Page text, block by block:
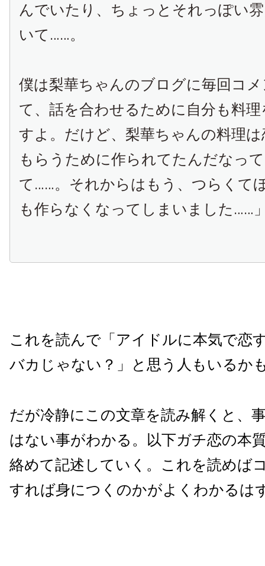
んでいたり、ちょっとそれっぽい
いて……。
僕は梨華ちゃんのブログに毎回コ
て、話を合わせるために自分も料
すよ。だけど、梨華ちゃんの料理
もらうために作られてたんだなっ
て……。それからはもう、つらくて
も作らなくなってしまいました……
これを読んで「アイドルに本気で恋
バカじゃない？」と思う人もいるか
だが冷静にこの文章を読み解くと、
はない事がわかる。以下ガチ恋の本
絡めて記述していく。これを読めば
すれば身につくのかがよくわかるは